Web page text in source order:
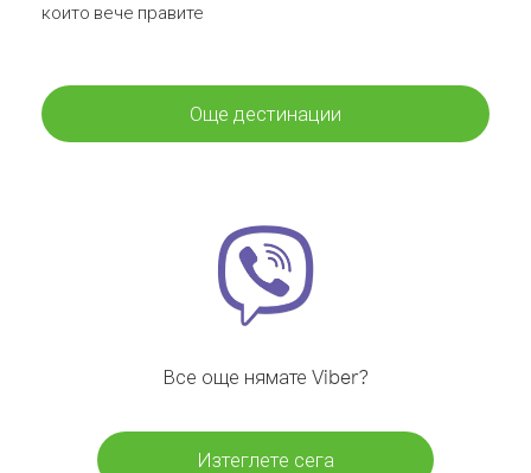
които вече правите
Още дестинации
Все още нямате Viber?
Изтеглете сега